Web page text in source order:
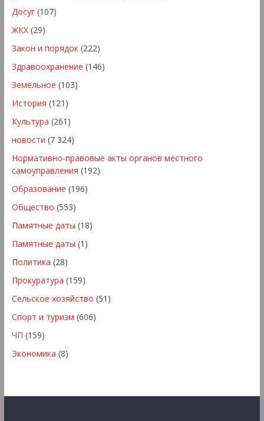
Досуг(107)
ЖКХ(29)
Закон и порядок(222)
Здравоохранение (146)
Земельное (103)
История (121)
Культура (261)
новости (7 324)
Нормативно-правовые акты органов местного
самоуправления (192)
Образование (196)
Общество (553)
Памятные даты (18)
Памятные даты (1)
Политика (28)
Прокуратура (159)
Сельское хозяйство (51)
Спорт и туризм (606)
ЧП (159)
Экономика (8)